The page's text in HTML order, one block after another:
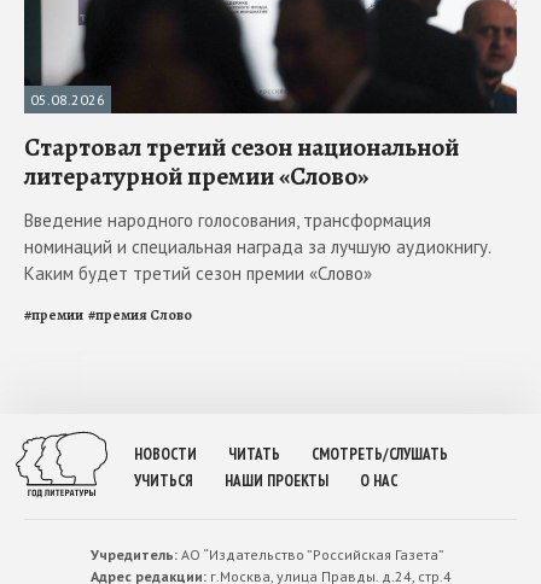
05.08.2026
Стартовал третий сезон национальной
литературной премии «Слово»
Введение народного голосования, трансформация
номинаций и специальная награда за лучшую аудиокнигу.
Каким будет третий сезон премии «Слово»
#премии #премия Слово
НОВОСТИ ЧИТАТЬ
СМОТРЕТЬ/СЛУШАТЬ
УЧИТЬСЯ
НАШИ ПРОЕКТЫ О НАС
Учредитель:АО “Издательство ”Российская Газета”
Адрес редакции:г.Москва, улица Правды. д.24, стр.4